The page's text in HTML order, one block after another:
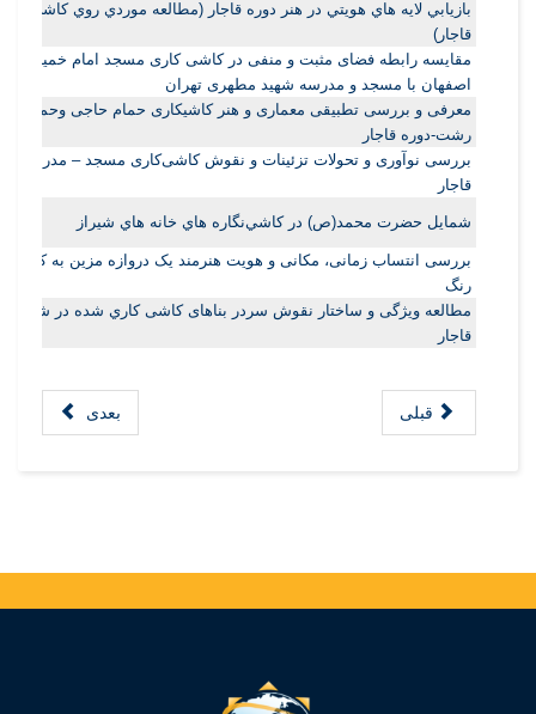
ﺑﺎﺯﻳﺎﺑﻲ ﻻﻳﻪ ﻫﺎﻱ ﻫﻮﻳﺘﻲ ﺩﺭ ﻫﻨﺮ ﺩﻭﺭه ﻗﺎﺟﺎﺭ (ﻣﻄﺎلعه ﻣﻮﺭﺩﻱ ﺭﻭﻱ ﮐﺎﺷﻲ
ﻗﺎﺟﺎﺭ)
مقایسه رابطه فضای مثبت و منفی در کاشی کاری مسجد امام خمینی
اصفهان با مسجد و مدرسه شهید مطهری تهران
معرفی و بررسی تطبیقی معماری و هنر کاشیکاری حمام حاجی وحمام
رشت-دوره قاجار
بررسی نوآوری و تحولات تزئینات و نقوش کاشی‌کاری مسجد –
قاجار
ﺷﻤﺎﻳﻞ ﺣﻀﺮﺕ ﻣﺤﻤﺪ(ﺹ) ﺩﺭ ﮐﺎﺷﻲﻧﮕﺎﺭﻩ ﻫﺎﻱ ﺧﺎﻧﻪ ﻫﺎﻱ ﺷﻴﺮﺍﺯ
بررسی انتساب زمانی، مکانی و هویت هنرمند یک دروازه مزین به
رنگ
مطالعه ویژگی و ساختار نقوش سردر بناهای کاشی کاري شده در شیراز
قاجار
قبلی بعدی